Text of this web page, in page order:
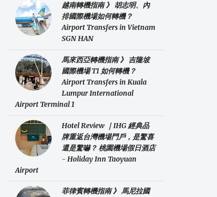
越南轉機指南 》 胡志明、內
排國際機場如何轉機？
Airport Transfers in Vietnam
SGN HAN
馬來西亞轉機指南 》 吉隆坡
國際機場 T1 如何轉機？
Airport Transfers in Kuala
Lumpur International
Airport Terminal 1
Hotel Review ｜IHG 經典品
牌重返台灣機場門戶，是驚喜
還是驚嚇？ 桃園機場假日酒店
- Holiday Inn Taoyuan
Airport
菲律賓轉機指南 》 馬尼拉國